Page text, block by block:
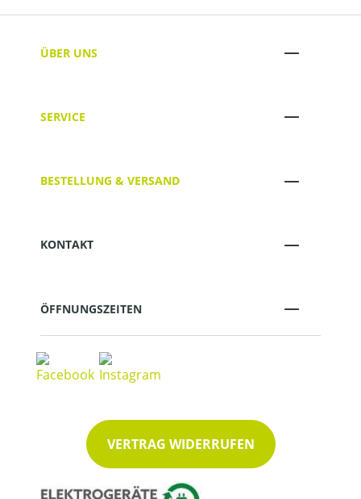
ÜBER UNS
SERVICE
BESTELLUNG & VERSAND
KONTAKT
ÖFFNUNGSZEITEN
VERTRAG WIDERRUFEN